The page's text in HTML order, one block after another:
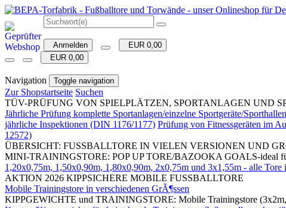
Anmelden
EUR 0,00
EUR 0,00
Navigation Toggle navigation
Zur Shopstartseite Suchen
TÜV-PRÜFUNG VON SPIELPLÄTZEN, SPORTANLAGEN UND
Jährliche Prüfung komplette Sportanlagen/einzelne Sportgeräte/
jährliche Inspektionen (DIN 1176/1177) Prüfung von Fitnessgeräten im
12572)
ÜBERSICHT: FUSSBALLTORE IN VIELEN VERSIONEN UND
MINI-TRAININGSTORE: POP UP TORE/BAZOOKA GOALS-ideal
1,20x0,75m, 1,50x0,90m, 1,80x0,90m, 2x0,75m und 3x1,55m - alle Tore
AKTION 2026 KIPPSICHERE MOBILE FUSSBALLTORE
Mobile Trainingstore in verschiedenen GrÃ¶ssen
KIPPGEWICHTE und TRAININGSTORE: Mobile Trainingstore